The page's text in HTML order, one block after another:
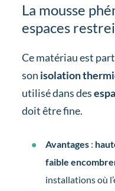
La mousse
espaces
Ce matériau est
son isolation
utilisé dans des
doit être fine.
Avantages:
faible
installations où